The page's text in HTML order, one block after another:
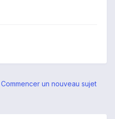
Commencer un nouveau sujet